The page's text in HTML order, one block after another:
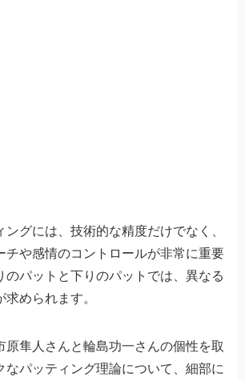
ングには、技術的な精度だけでなく、
チや感情のコントロールが非常に重要
のパットと下りのパットでは、異なる
められます。
原隼人さんと輪島功一さんの個性を取
なパッティング理論について、細部に